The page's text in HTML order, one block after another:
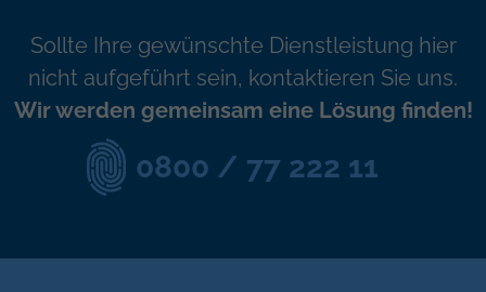
Sollte Ihre gewünschte Dienstleistung hier
nicht aufgeführt sein, kontaktieren Sie uns.
Wir werden gemeinsam eine Lösung finden!
0800 / 77 222 11